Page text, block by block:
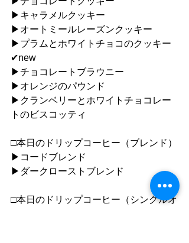
▶︎キャラメルクッキー
▶︎オートミールレーズンクッキー
▶︎プラムとホワイトチョコのクッキー
✔︎new
▶︎チョコレートブラウニー
▶︎オレンジのパウンド
▶︎クランベリーとホワイトチョコレー
トのビスコッティ
□本日のドリップコーヒー（ブレンド）
▶︎コードブレンド
▶︎ダークローストブレンド
□本日のドリップコーヒー（シングルオ